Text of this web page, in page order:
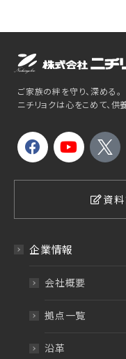
ご家族の絆を守り、深める。
ニチリョクは心をこめて、供
資
企業情報
会社概要
拠点一覧
沿革